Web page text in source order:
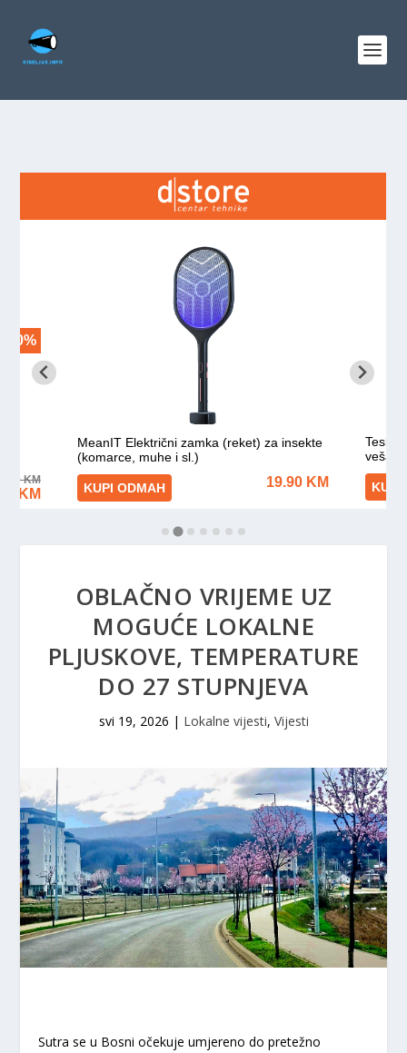
OBLAČNO VRIJEME UZ
MOGUĆE LOKALNE
PLJUSKOVE, TEMPERATURE
DO 27 STUPNJEVA
svi 19, 2026 | Lokalne vijesti, Vijesti
Sutra se u Bosni očekuje umjereno do pretežno